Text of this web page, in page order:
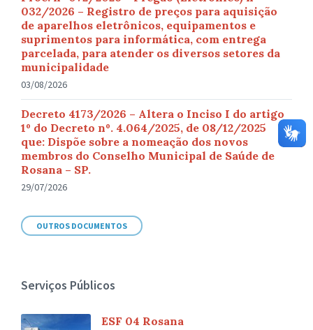
032/2026 – Registro de preços para aquisição
de aparelhos eletrônicos, equipamentos e
suprimentos para informática, com entrega
parcelada, para atender os diversos setores da
municipalidade
03/08/2026
Decreto 4173/2026 – Altera o Inciso I do artigo
1º do Decreto nº. 4.064/2025, de 08/12/2025
que: Dispõe sobre a nomeação dos novos
membros do Conselho Municipal de Saúde de
Rosana – SP.
29/07/2026
OUTROS DOCUMENTOS
Serviços Públicos
ESF 04 Rosana